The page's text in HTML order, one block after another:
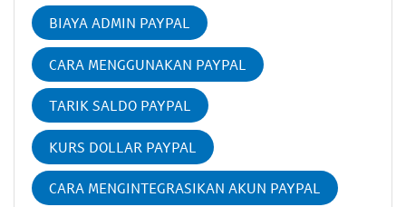
BIAYA ADMIN PAYPAL
CARA MENGGUNAKAN PAYPAL
TARIK SALDO PAYPAL
KURS DOLLAR PAYPAL
CARA MENGINTEGRASIKAN AKUN PAYPAL